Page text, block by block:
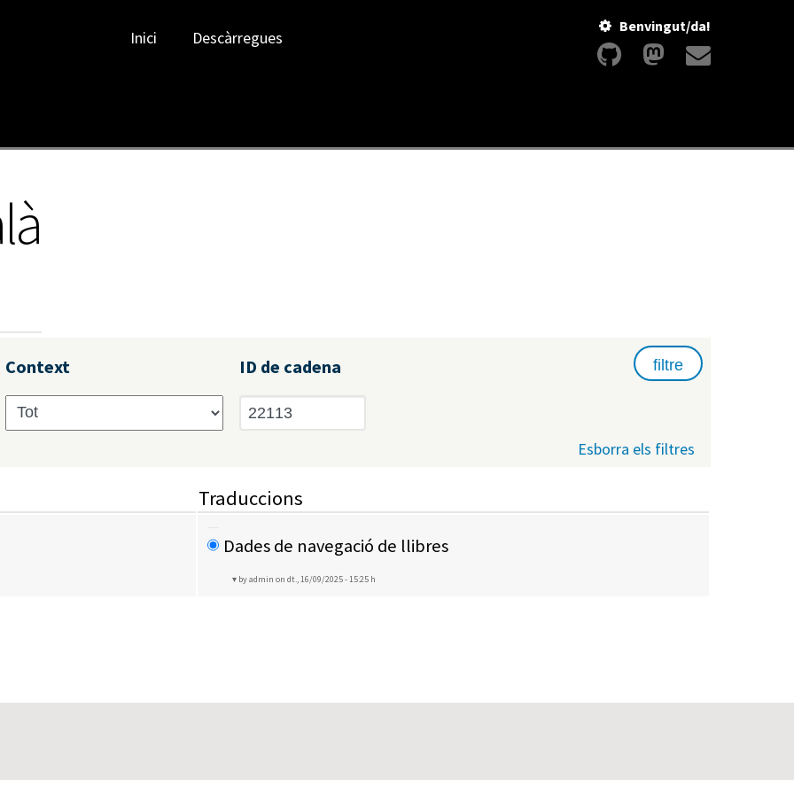
Inici Descàrregues
Benvingut/da!
Context ID de cadena
Esborra els filtres
Traduccions
Dades de navegació de llibres
by admin on dt., 16/09/2025 - 15:25 h